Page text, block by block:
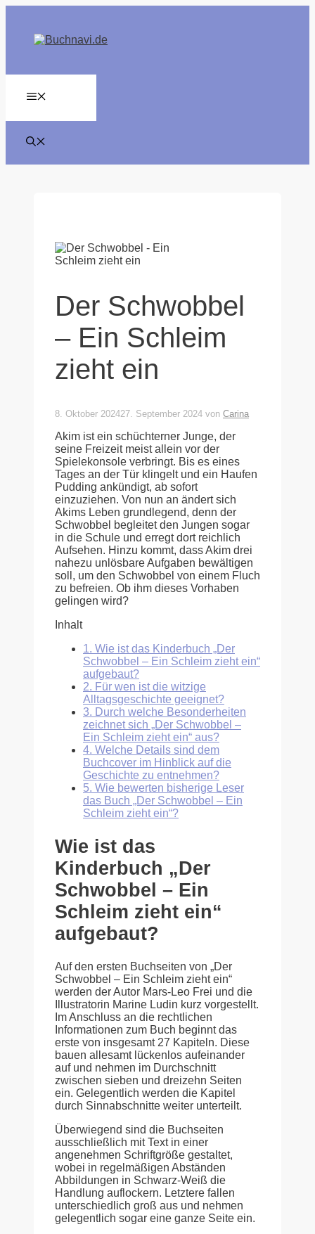
springen
Der Schwobbel
– Ein Schleim
zieht ein
8. Oktober 202427. September 2024 von Carina
Akim ist ein schüchterner Junge, der
seine Freizeit meist allein vor der
Spielekonsole verbringt. Bis es eines
Tages an der Tür klingelt und ein Haufen
Pudding ankündigt, ab sofort
einzuziehen. Von nun an ändert sich
Akims Leben grundlegend, denn der
Schwobbel begleitet den Jungen sogar
in die Schule und erregt dort reichlich
Aufsehen. Hinzu kommt, dass Akim drei
nahezu unlösbare Aufgaben bewältigen
soll, um den Schwobbel von einem Fluch
zu befreien. Ob ihm dieses Vorhaben
gelingen wird?
Inhalt
1. Wie ist das Kinderbuch „Der
Schwobbel – Ein Schleim zieht ein“
aufgebaut?
2. Für wen ist die witzige
Alltagsgeschichte geeignet?
3. Durch welche Besonderheiten
zeichnet sich „Der Schwobbel –
Ein Schleim zieht ein“ aus?
4. Welche Details sind dem
Buchcover im Hinblick auf die
Geschichte zu entnehmen?
5. Wie bewerten bisherige Leser
das Buch „Der Schwobbel – Ein
Schleim zieht ein“?
Wie ist das
Kinderbuch „Der
Schwobbel – Ein
Schleim zieht ein“
aufgebaut?
Auf den ersten Buchseiten von „Der
Schwobbel – Ein Schleim zieht ein“
werden der Autor Mars-Leo Frei und die
Illustratorin Marine Ludin kurz vorgestellt.
Im Anschluss an die rechtlichen
Informationen zum Buch beginnt das
erste von insgesamt 27 Kapiteln. Diese
bauen allesamt lückenlos aufeinander
auf und nehmen im Durchschnitt
zwischen sieben und dreizehn Seiten
ein. Gelegentlich werden die Kapitel
durch Sinnabschnitte weiter unterteilt.
Überwiegend sind die Buchseiten
ausschließlich mit Text in einer
angenehmen Schriftgröße gestaltet,
wobei in regelmäßigen Abständen
Abbildungen in Schwarz-Weiß die
Handlung auflockern. Letztere fallen
unterschiedlich groß aus und nehmen
gelegentlich sogar eine ganze Seite ein.